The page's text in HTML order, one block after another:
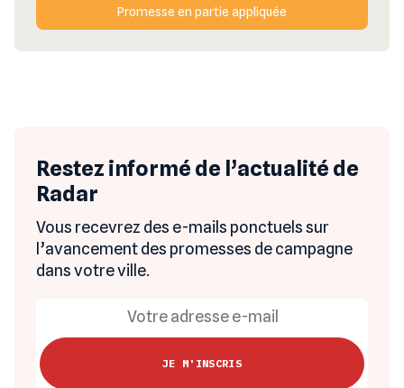
Promesse en partie appliquée
Restez informé de l’actualité de
Radar
Vous recevrez des e-mails ponctuels sur
l’avancement des promesses de campagne
dans votre ville.